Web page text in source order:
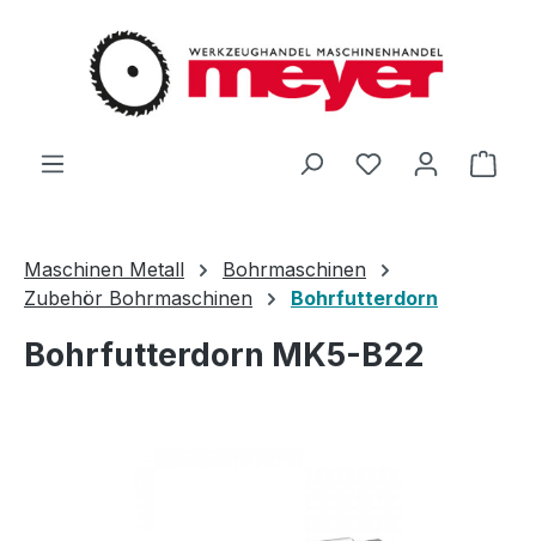
Zum Hauptinhalt springen
Du hast 0
Maschinen Metall
Bohrmaschinen
Zubehör Bohrmaschinen
Bohrfutterdorn
Bohrfutterdorn MK5-B22